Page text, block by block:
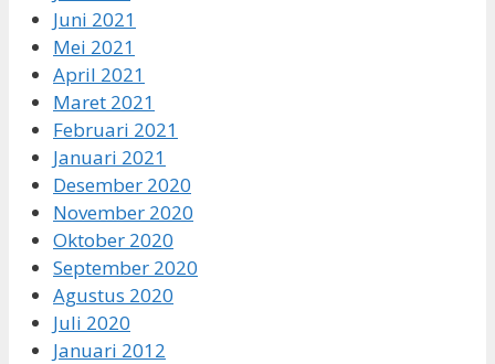
Juni 2021
Mei 2021
April 2021
Maret 2021
Februari 2021
Januari 2021
Desember 2020
November 2020
Oktober 2020
September 2020
Agustus 2020
Juli 2020
Januari 2012